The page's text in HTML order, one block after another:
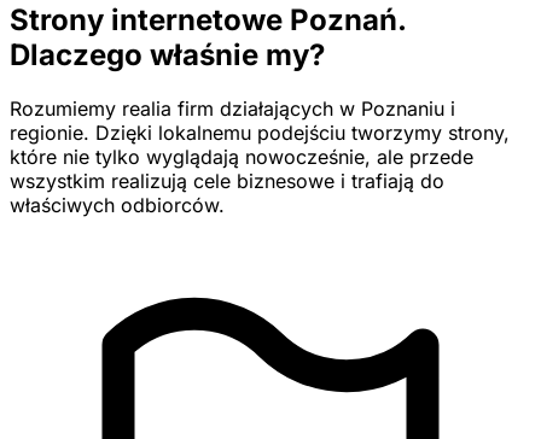
Strony internetowe Poznań.
Dlaczego właśnie my?
Rozumiemy realia firm działających w Poznaniu i
regionie. Dzięki lokalnemu podejściu tworzymy strony,
które nie tylko wyglądają nowocześnie, ale przede
wszystkim realizują cele biznesowe i trafiają do
właściwych odbiorców.